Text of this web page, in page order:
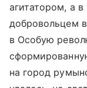
агитатором, а в
добровольцем
в Особую
на город